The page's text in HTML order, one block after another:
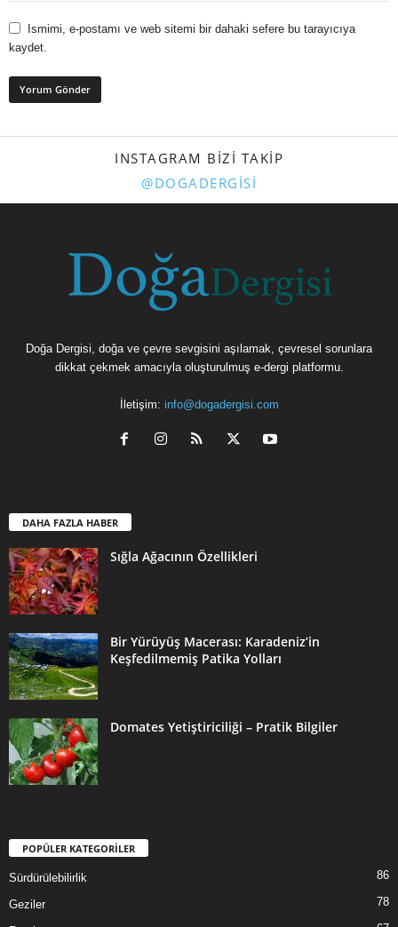
Ismimi, e-postamı ve web sitemi bir dahaki sefere bu tarayıcıya
kaydet.
INSTAGRAM BIZI TAKIP
@DOGADERGISI
Doğa Dergisi, doğa ve çevre sevgisini aşılamak, çevresel sorunlara
dikkat çekmek amacıyla oluşturulmuş e-dergi platformu.
İletişim: info@dogadergisi.com
DAHA FAZLA HABER
Sığla Ağacının Özellikleri
Bir Yürüyüş Macerası: Karadeniz’in
Keşfedilmemiş Patika Yolları
Domates Yetiştiriciliği – Pratik Bilgiler
POPÜLER KATEGORİLER
Sürdürülebilirlik 86
Geziler 78